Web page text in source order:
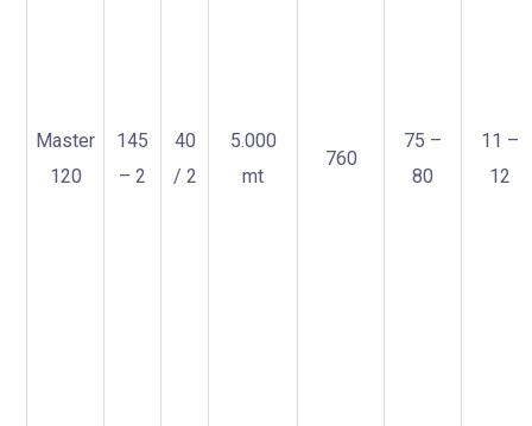
Master
120
145
– 2
40
/ 2
5.000
mt
760
75 –
80
11 –
12